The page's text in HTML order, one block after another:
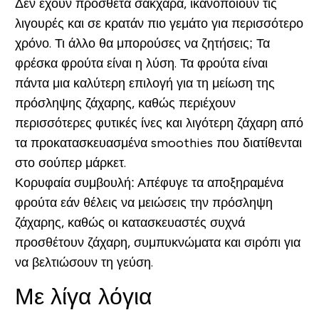
Δεν έχουν πρόσθετα σάκχαρα, ικανοποιούν τις
λιγουρές και σε κρατάν πιο γεμάτο για περισσότερο
χρόνο. Τι άλλο θα μπορούσες να ζητήσεις; Τα
φρέσκα φρούτα είναι η λύση. Τα φρούτα είναι
πάντα μια καλύτερη επιλογή για τη μείωση της
πρόσληψης ζάχαρης, καθώς περιέχουν
περισσότερες φυτικές ίνες και λιγότερη ζάχαρη από
τα προκατασκευασμένα smoothies που διατίθενται
στο σούπερ μάρκετ.
Κορυφαία συμβουλή: Απέφυγε τα αποξηραμένα
φρούτα εάν θέλεις να μειώσεις την πρόσληψη
ζάχαρης, καθώς οι κατασκευαστές συχνά
προσθέτουν ζάχαρη, συμπυκνώματα και σιρόπι για
να βελτιώσουν τη γεύση.
Με λίγα λόγια